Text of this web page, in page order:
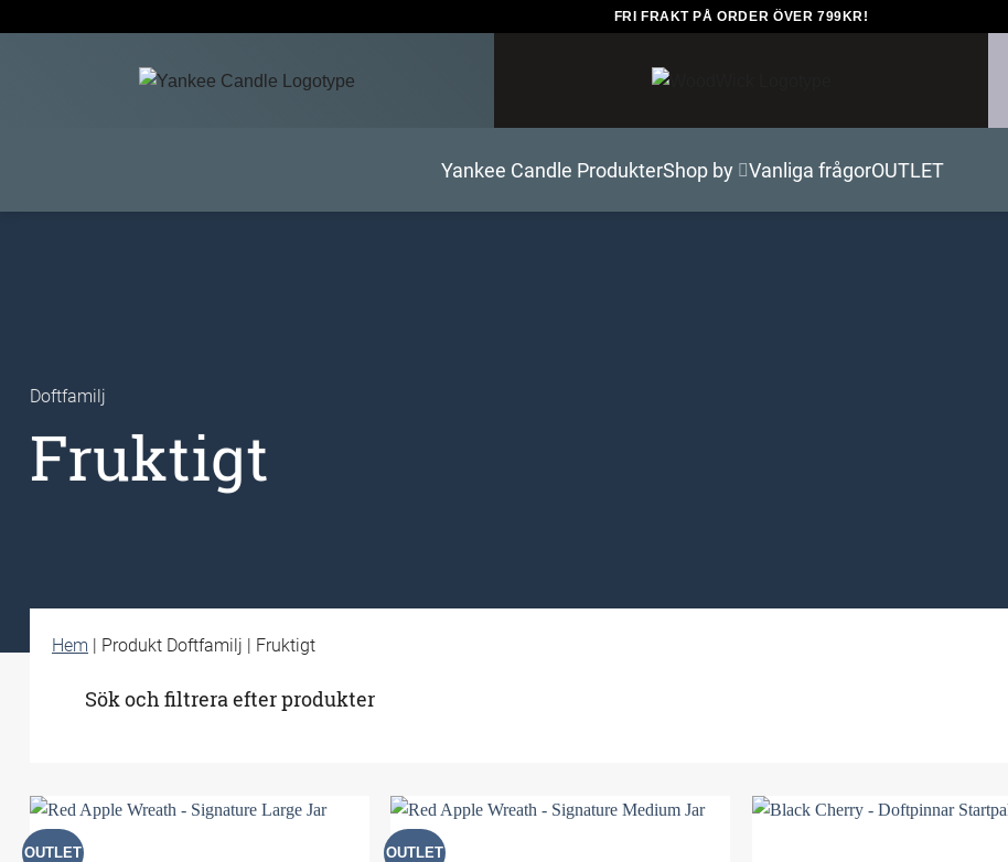
FRI FRAKT PÅ ORDER ÖVER 799KR!
Yankee Candle ProdukterShop by Vanliga frågorOUTLET
Doftfamilj
Fruktigt
Hem | Produkt Doftfamilj | Fruktigt
Sök och filtrera efter produkter
OUTLET OUTLET